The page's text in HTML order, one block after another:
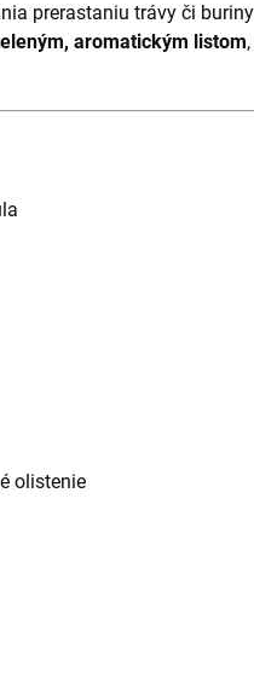
prerastaniu trávy či
aromatickým listom
olistenie